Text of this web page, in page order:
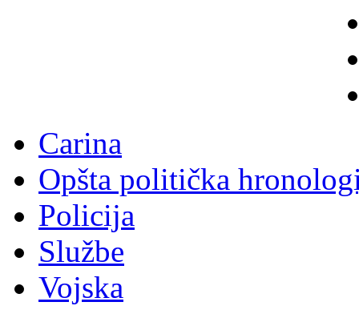
Carina
Opšta politička
Policija
Službe
Vojska